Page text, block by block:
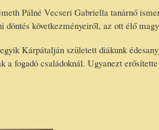
Pálné Vecseri Gabriella tanárnő
döntés következményeiről, az ott élő
Kárpátalján született diákunk
a fogadó családoknál. Ugyanezt